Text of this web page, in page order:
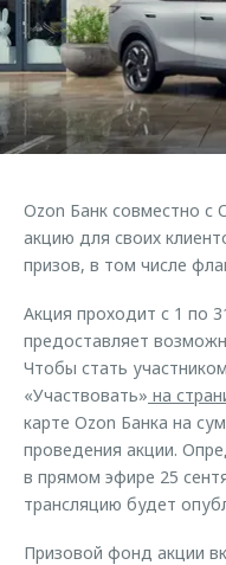
Страхование
Кредитный калькулятор
Аксессуары
Одежда и сувениры
Запчасти
Трейд-ин
Калькулятор трейд-ин
Клиентская поддержка
O&J Автоклуб
Клуб владельцев
Приложение O&J
Одежда и сувениры
Оригинальные
Запчасти
Обратная связь
Ozon Банк совместно с
акцию для своих
призов, в том числе
Акция проходит с 1 по
предоставляет
Чтобы стать
«Участвовать» на
карте Ozon Банка на
проведения акции.
в прямом эфире 25
трансляцию будет
Призовой фонд акции